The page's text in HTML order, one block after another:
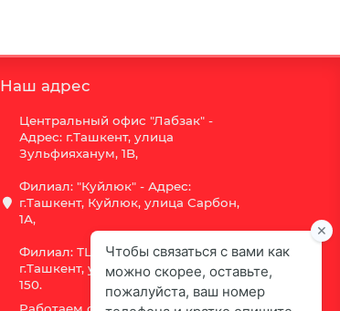
Наш адрес
Центральный офис "Лабзак" -
Адрес: г.Ташкент, улица
Зульфияханум, 1B,
Филиал: "Куйлюк" - Адрес:
г.Ташкент, Куйлюк, улица Сарбон,
1А,
Филиал: ТЦ "Vega" - Адрес:
г.Ташкент, улица Шота Руставели
150.